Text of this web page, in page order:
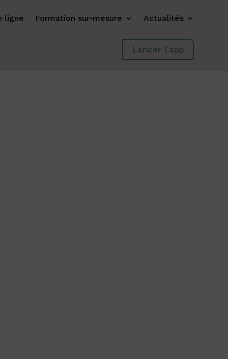
ligne Formation sur-mesure Actualités
Lancer l'app